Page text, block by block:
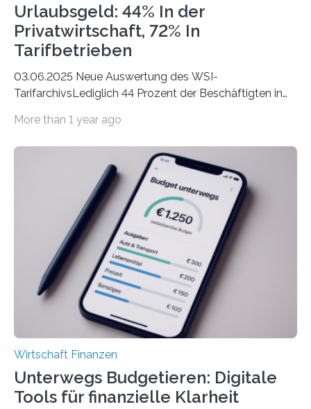
Urlaubsgeld: 44% In der
Privatwirtschaft, 72% In
Tarifbetrieben
03.06.2025 Neue Auswertung des WSI-
TarifarchivsLediglich 44 Prozent der Beschäftigten in
tarifgebundenen Betrieben ist der Anteil mit 72 Prozent
Unterkünfte fast überall deutlich teurer geworden. Für
viele Beschäftigte ist deshalb das zumeist im Juni oder
Juli ausgezahlte Urlaubsgeld ein wichtiger Faktor, um
sich den wohlverdienten Jahresurlaub leisten zu
können. Allerdings erhält mit 44 Prozent noch nicht
einmal die Hälfte aller Beschäftigten in der
Privatwirtschaft Urlaubsgeld. Zu diesem…
More than 1 year ago
Wirtschaft Finanzen
Unterwegs Budgetieren: Digitale
Tools für finanzielle Klarheit